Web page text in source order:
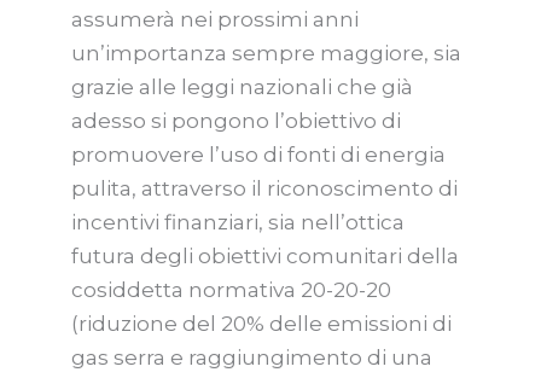
assumerà nei prossimi anni
un’importanza sempre maggiore, sia
grazie alle leggi nazionali che già
adesso si pongono l’obiettivo di
promuovere l’uso di fonti di energia
pulita, attraverso il riconoscimento di
incentivi finanziari, sia nell’ottica
futura degli obiettivi comunitari della
cosiddetta normativa 20-20-20
(riduzione del 20% delle emissioni di
gas serra e raggiungimento di una